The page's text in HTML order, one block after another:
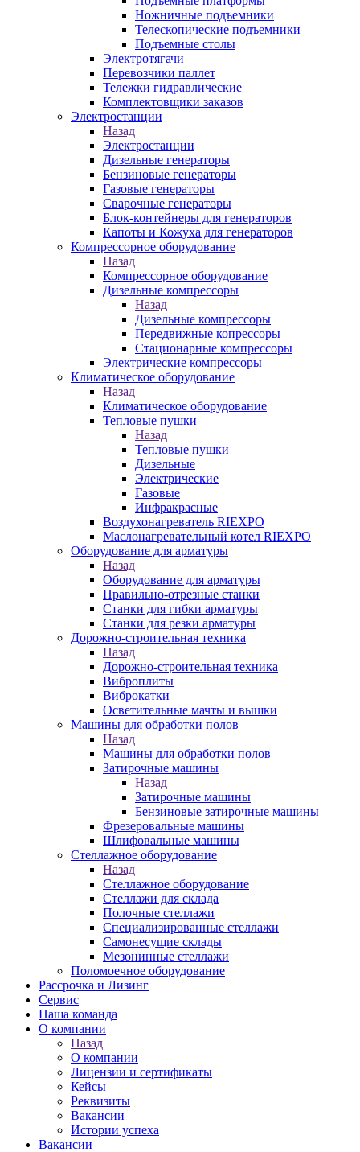
Ножничные подъемники
Телескопические подъемники
Подъемные столы
Электротягачи
Перевозчики паллет
Тележки гидравлические
Комплектовщики заказов
Электростанции
Назад
Электростанции
Дизельные генераторы
Бензиновые генераторы
Газовые генераторы
Сварочные генераторы
Блок-контейнеры для генераторов
Капоты и Кожуха для генераторов
Компрессорное оборудование
Назад
Компрессорное оборудование
Дизельные компрессоры
Назад
Дизельные компрессоры
Передвижные копрессоры
Стационарные компрессоры
Электрические компрессоры
Климатическое оборудование
Назад
Климатическое оборудование
Тепловые пушки
Назад
Тепловые пушки
Дизельные
Электрические
Газовые
Инфракрасные
Воздухонагреватель RIEXPO
Маслонагревательный котел RIEXPO
Оборудование для арматуры
Назад
Оборудование для арматуры
Правильно-отрезные станки
Станки для гибки арматуры
Станки для резки арматуры
Дорожно-строительная техника
Назад
Дорожно-строительная техника
Виброплиты
Виброкатки
Осветительные мачты и вышки
Машины для обработки полов
Назад
Машины для обработки полов
Затирочные машины
Назад
Затирочные машины
Бензиновые затирочные машины
Фрезеровальные машины
Шлифовальные машины
Стеллажное оборудование
Назад
Стеллажное оборудование
Стеллажи для склада
Полочные стеллажи
Специализированные стеллажи
Самонесущие склады
Мезонинные стеллажи
Поломоечное оборудование
Рассрочка и Лизинг
Сервис
Наша команда
О компании
Назад
О компании
Лицензии и сертификаты
Кейсы
Реквизиты
Вакансии
Истории успеха
Вакансии